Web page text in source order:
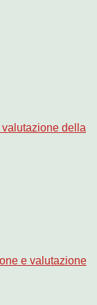
della
e valutazione